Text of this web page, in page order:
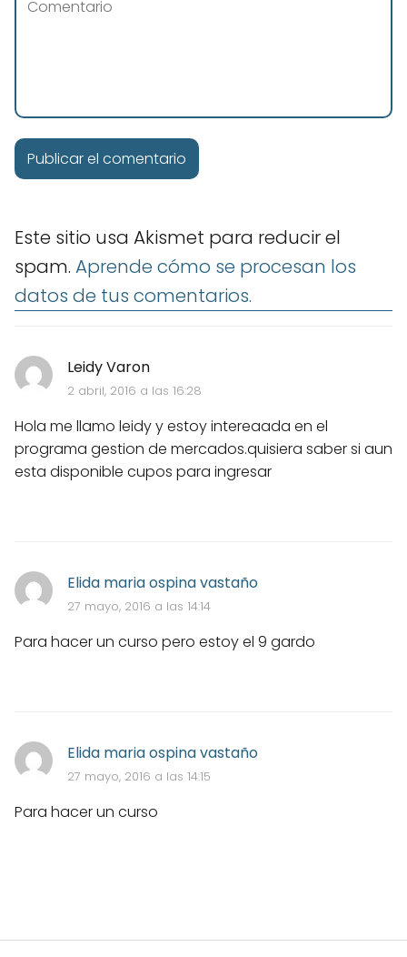
Leidy Varon
2 abril, 2016 a las 16:28
Hola me llamo leidy y estoy intereaada en el
programa gestion de mercados.quisiera saber si aun
esta disponible cupos para ingresar
Elida maria ospina vastaño
27 mayo, 2016 a las 14:14
Para hacer un curso pero estoy el 9 gardo
Elida maria ospina vastaño
27 mayo, 2016 a las 14:15
Para hacer un curso
Este sitio usa Akismet para reducir el
spam. Aprende cómo se procesan los
datos de tus comentarios.